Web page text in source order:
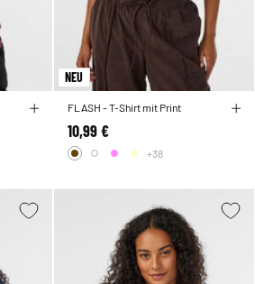
NEU
FLASH - T-Shirt mit Print
10,99 €
+38